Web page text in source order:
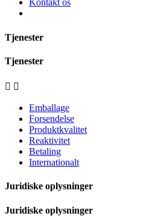
Kontakt os
Tjenester
Tjenester
 
Emballage
Forsendelse
Produktkvalitet
Reaktivitet
Betaling
Internationalt
Juridiske oplysninger
Juridiske oplysninger